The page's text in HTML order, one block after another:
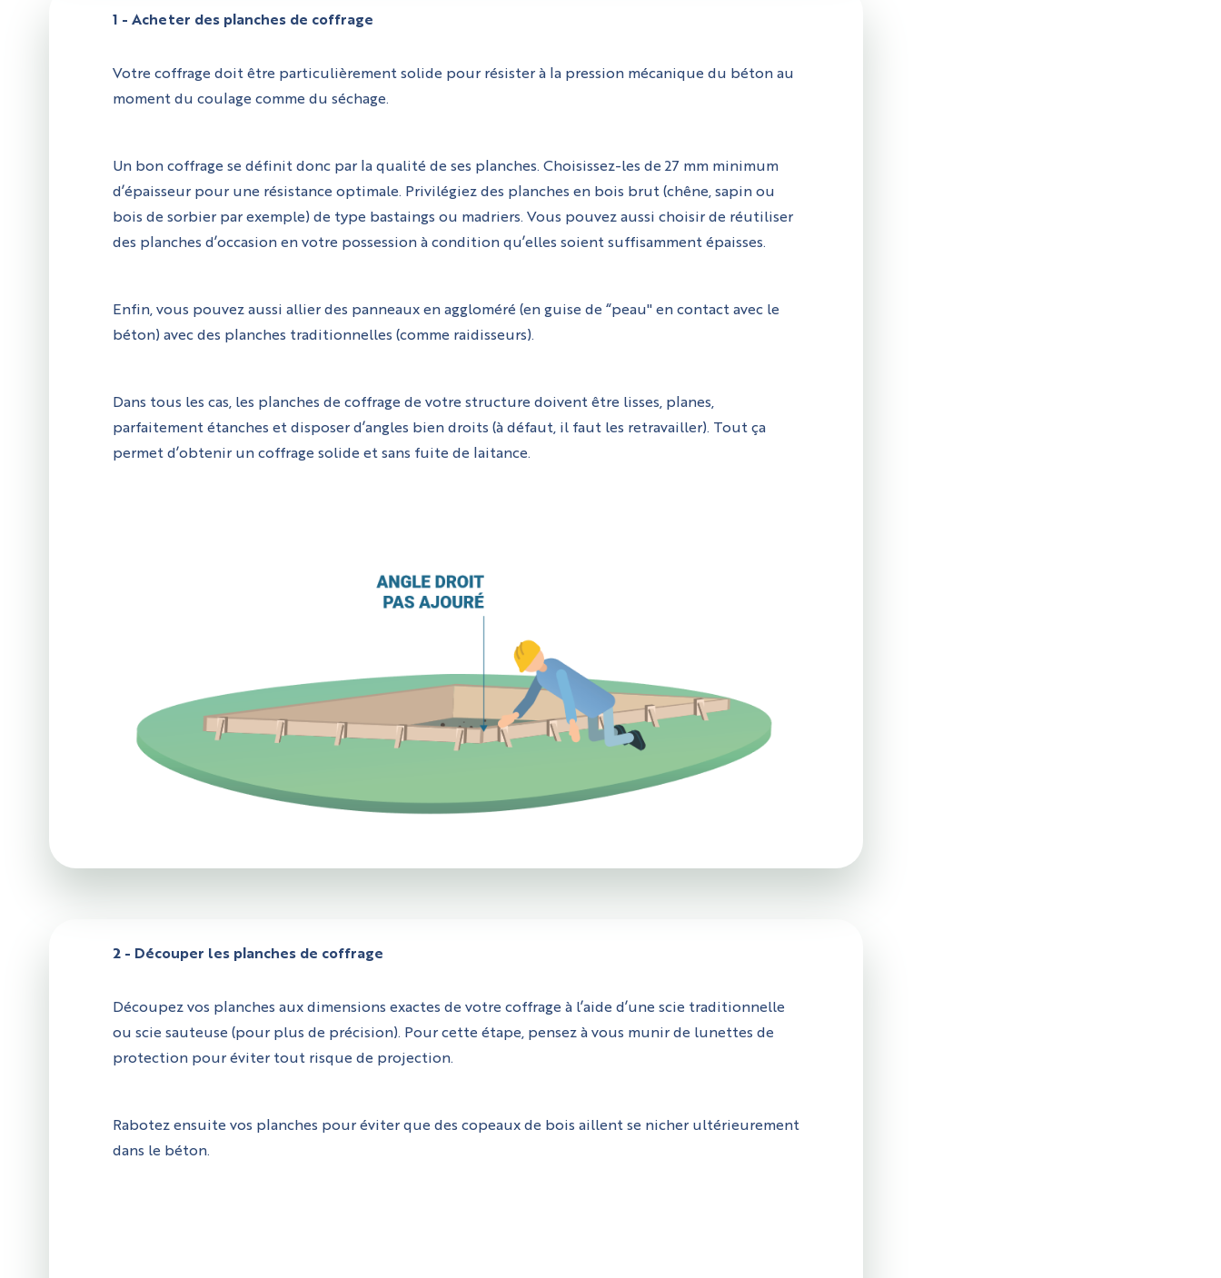
1 - Acheter des planches de coffrage
Votre coffrage doit être particulièrement solide pour résister à la pression mécanique du béton au
moment du coulage comme du séchage.
Un bon coffrage se définit donc par la qualité de ses planches. Choisissez-les de 27 mm minimum
d’épaisseur pour une résistance optimale. Privilégiez des planches en bois brut (chêne, sapin ou
bois de sorbier par exemple) de type bastaings ou madriers. Vous pouvez aussi choisir de réutiliser
des planches d’occasion en votre possession à condition qu’elles soient suffisamment épaisses.
Enfin, vous pouvez aussi allier des panneaux en aggloméré (en guise de “peau" en contact avec le
béton) avec des planches traditionnelles (comme raidisseurs).
Dans tous les cas, les planches de coffrage de votre structure doivent être lisses, planes,
parfaitement étanches et disposer d’angles bien droits (à défaut, il faut les retravailler). Tout ça
permet d’obtenir un coffrage solide et sans fuite de laitance.
2 - Découper les planches de coffrage
Découpez vos planches aux dimensions exactes de votre coffrage à l’aide d’une scie traditionnelle
ou scie sauteuse (pour plus de précision). Pour cette étape, pensez à vous munir de lunettes de
protection pour éviter tout risque de projection.
Rabotez ensuite vos planches pour éviter que des copeaux de bois aillent se nicher ultérieurement
dans le béton.